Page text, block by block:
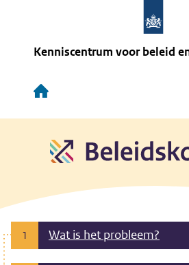
Kenniscentrum voor beleid
Hoofdnavigatie
1 Wat is het probleem?